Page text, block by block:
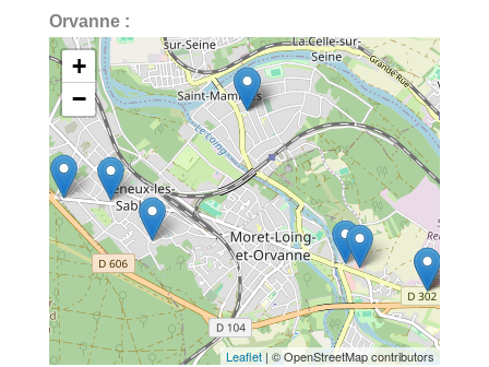
Orvanne :
+
−
Leaflet| © OpenStreetMap contributors